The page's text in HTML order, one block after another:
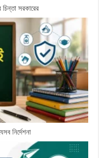
সরকারের
নির্দেশনা